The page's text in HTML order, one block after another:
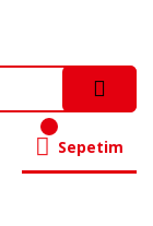
Sepetim